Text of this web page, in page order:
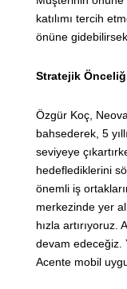
katılımı tercih
önüne
Stratejik
Özgür Koç,
bahsederek, 5
seviyeye
hedeflediklerini
önemli iş
merkezinde yer
hızla artırıyoruz.
devam edeceğiz.
Acente mobil